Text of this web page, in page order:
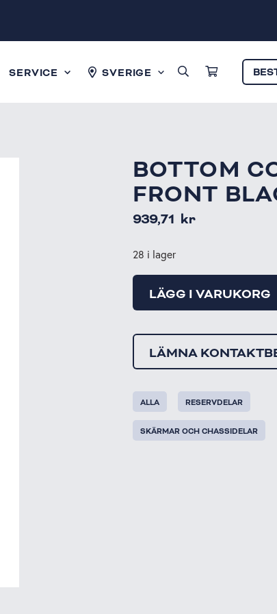
SERVICE SVERIGE
BOTTOM
FRONT
939,71 kr
28 i lager
LÄGG I VARUKORG
LÄMNA
ALLA RESERVDELAR
SKÄRMAR OCH CHASSIDELAR